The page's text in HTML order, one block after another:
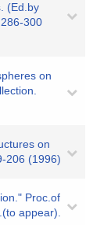
(Ed.by
300
on
on
206 (1996)
Proc.of
appear).